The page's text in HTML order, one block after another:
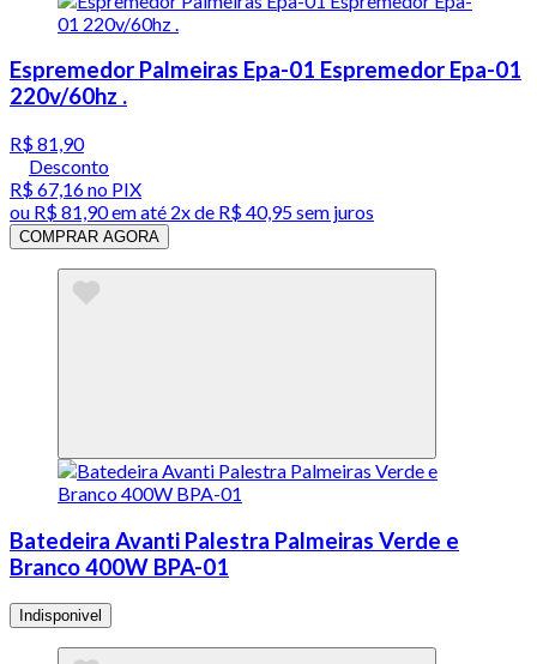
Espremedor Palmeiras Epa-01 Espremedor Epa-01
220v/60hz .
R$ 81,90
Desconto
R$ 67,16no PIX
ou R$ 81,90em até 2x de R$ 40,95 sem juros
COMPRAR AGORA
Batedeira Avanti Palestra Palmeiras Verde e
Branco 400W BPA-01
Indisponivel